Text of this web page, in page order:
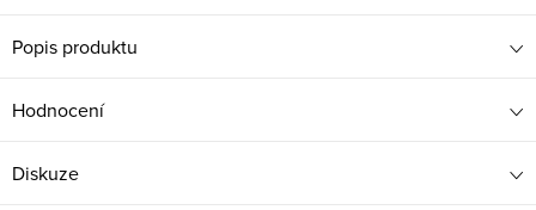
Popis produktu
Hodnocení
Diskuze